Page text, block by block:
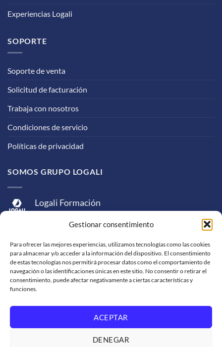
Gestionar consentimiento
Para ofrecer las mejores experiencias, utilizamos tecnologías como las cookies
para almacenar y/o acceder a la información del dispositivo. El consentimiento
de estas tecnologías nos permitirá procesar datos como el comportamiento de
navegación o las identificaciones únicas en este sitio. No consentir o retirar el
consentimiento, puede afectar negativamente a ciertas características y
funciones.
ACEPTAR
DENEGAR
Experiencias Logali
SOPORTE
Soporte de venta
Solicitud de facturación
Trabaja con nosotros
Condiciones de servicio
Políticas de privacidad
SOMOS GRUPO LOGALI
Logali Formación
Logali Consultoría
Logali Ingeniería
Express
Skrill
Western